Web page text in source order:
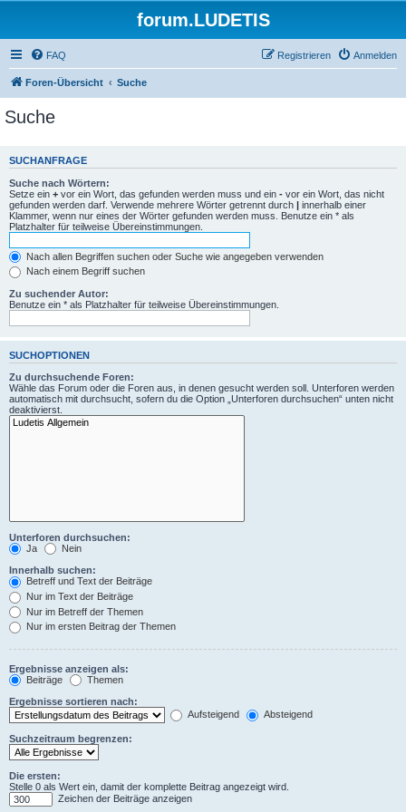
forum.LUDETIS
FAQ Anmelden
Registrieren
Foren-Übersicht Suche
Suche
SUCHANFRAGE
Suche nach Wörtern:
Setze ein + vor ein Wort, das gefunden werden muss und ein - vor ein Wort, das nicht
gefunden werden darf. Verwende mehrere Wörter getrennt durch | innerhalb einer
Klammer, wenn nur eines der Wörter gefunden werden muss. Benutze ein * als
Platzhalter für teilweise Übereinstimmungen.
Nach allen Begriffen suchen oder Suche wie angegeben verwenden
Nach einem Begriff suchen
Zu suchender Autor:
Benutze ein * als Platzhalter für teilweise Übereinstimmungen.
SUCHOPTIONEN
Zu durchsuchende Foren:
Wähle das Forum oder die Foren aus, in denen gesucht werden soll. Unterforen werden
automatisch mit durchsucht, sofern du die Option „Unterforen durchsuchen“ unten nicht
deaktivierst.
Unterforen durchsuchen:
Ja
Nein
Innerhalb suchen:
Betreff und Text der Beiträge
Nur im Text der Beiträge
Nur im Betreff der Themen
Nur im ersten Beitrag der Themen
Ergebnisse anzeigen als:
Beiträge
Themen
Ergebnisse sortieren nach:
Aufsteigend
Absteigend
Suchzeitraum begrenzen:
Die ersten:
Stelle 0 als Wert ein, damit der komplette Beitrag angezeigt wird.
Zeichen der Beiträge anzeigen